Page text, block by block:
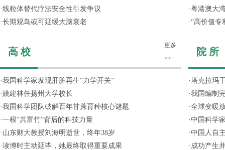
·线粒体替代疗法安全性引发争议
·长期观鸟或可延缓大脑衰老
高 校
更多
>>
·我国科学家发现肝脏再生“力学开关”
·姚建林任扬州大学校长
·我国科学团队破解百年甘蔗育种核心谜题
·一根“共富竹”背后的科技力量
· 山东财大教授刘海明逝世，终年38岁
·读博时主动延毕，她最终取得重要成果
·粤港澳大
·“高价值专
院 所
·塔克拉玛
·我国编制
·全球变暖
·中国科学
·中国人自
· 成功产生